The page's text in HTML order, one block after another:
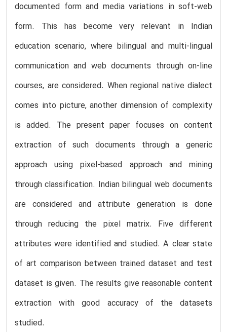
documented form and media variations in soft-web
form. This has become very relevant in Indian
education scenario, where bilingual and multi-lingual
communication and web documents through on-line
courses, are considered. When regional native dialect
comes into picture, another dimension of complexity
is added. The present paper focuses on content
extraction of such documents through a generic
approach using pixel-based approach and mining
through classification. Indian bilingual web documents
are considered and attribute generation is done
through reducing the pixel matrix. Five different
attributes were identified and studied. A clear state
of art comparison between trained dataset and test
dataset is given. The results give reasonable content
extraction with good accuracy of the datasets
studied.